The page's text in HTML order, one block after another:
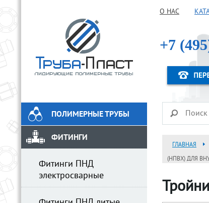
О НАС
+7
ГЛАВНАЯ
(НПВХ) ДЛЯ
ПОЛИМЕРНЫЕ ТРУБЫ
ФИТИНГИ
Фитинги ПНД
электросварные